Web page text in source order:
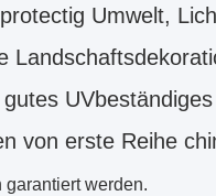
Umwelt,
von erste Reihe
garantiert werden.